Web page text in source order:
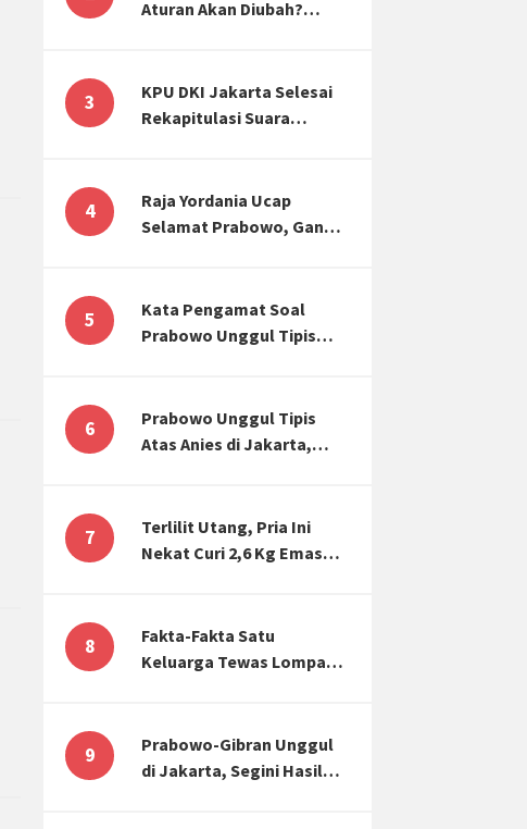
Aturan Akan Diubah?
3
KPU DKI Jakarta Selesai
Rekapitulasi Suara
Ganjar
4
Raja Yordania Ucap
Selamat Prabowo, Ganjar
3 NEWS]
5
Kata Pengamat Soal
Prabowo Unggul Tipis
Effect
6
Prabowo Unggul Tipis
Atas Anies di Jakarta,
7
Terlilit Utang, Pria Ini
Nekat Curi 2,6 Kg Emas
8
Fakta-Fakta Satu
Keluarga Tewas Lompat
Kening
9
Prabowo-Gibran Unggul
di Jakarta, Segini Hasil